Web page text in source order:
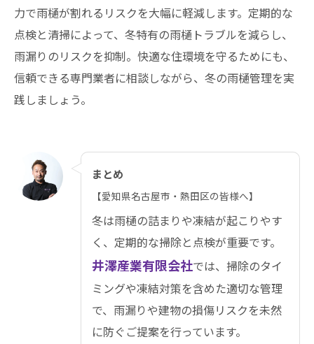
力で雨樋が割れるリスクを大幅に軽減します。定期的な
点検と清掃によって、冬特有の雨樋トラブルを減らし、
雨漏りのリスクを抑制。快適な住環境を守るためにも、
信頼できる専門業者に相談しながら、冬の雨樋管理を実
践しましょう。
まとめ
【愛知県名古屋市・熱田区の皆様へ】
冬は雨樋の詰まりや凍結が起こりやす
く、定期的な掃除と点検が重要です。
井澤産業有限会社では、掃除のタイ
ミングや凍結対策を含めた適切な管理
で、雨漏りや建物の損傷リスクを未然
に防ぐご提案を行っています。